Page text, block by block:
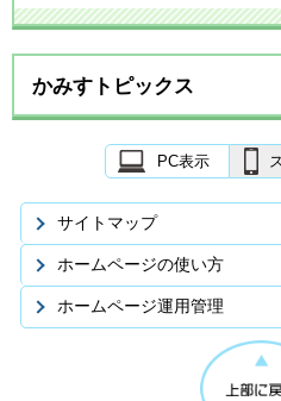
かみすトピックス
PC表示
サイトマップ
ホームページの使い方
ホームページ運用管理